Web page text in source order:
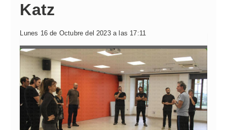
Katz
Lunes 16 de Octubre del 2023 a las 17:11